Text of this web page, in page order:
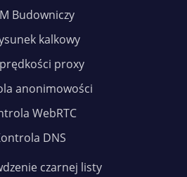
Budowniczy
kalkowy
proxy
anonimowości
WebRTC
DNS
czarnej listy